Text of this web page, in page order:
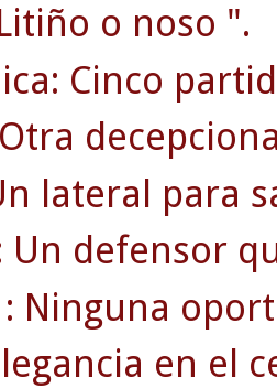
o noso ".
Cinco
lateral para
Un defensor
Ninguna
en el